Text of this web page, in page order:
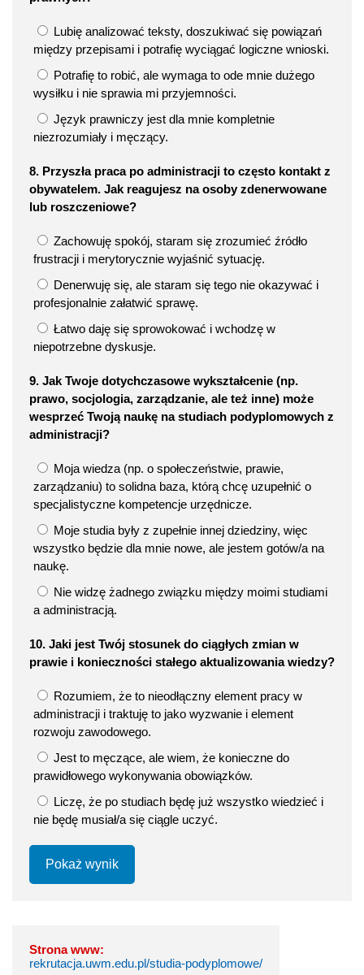
Lubię analizować teksty, doszukiwać się powiązań
między przepisami i potrafię wyciągać logiczne wnioski.
Potrafię to robić, ale wymaga to ode mnie dużego
wysiłku i nie sprawia mi przyjemności.
Język prawniczy jest dla mnie kompletnie
niezrozumiały i męczący.
8. Przyszła praca po administracji to często kontakt z
obywatelem. Jak reagujesz na osoby zdenerwowane
lub roszczeniowe?
Zachowuję spokój, staram się zrozumieć źródło
frustracji i merytorycznie wyjaśnić sytuację.
Denerwuję się, ale staram się tego nie okazywać i
profesjonalnie załatwić sprawę.
Łatwo daję się sprowokować i wchodzę w
niepotrzebne dyskusje.
9. Jak Twoje dotychczasowe wykształcenie (np.
prawo, socjologia, zarządzanie, ale też inne) może
wesprzeć Twoją naukę na studiach podyplomowych z
administracji?
Moja wiedza (np. o społeczeństwie, prawie,
zarządzaniu) to solidna baza, którą chcę uzupełnić o
specjalistyczne kompetencje urzędnicze.
Moje studia były z zupełnie innej dziedziny, więc
wszystko będzie dla mnie nowe, ale jestem gotów/a na
naukę.
Nie widzę żadnego związku między moimi studiami
a administracją.
10. Jaki jest Twój stosunek do ciągłych zmian w
prawie i konieczności stałego aktualizowania wiedzy?
Rozumiem, że to nieodłączny element pracy w
administracji i traktuję to jako wyzwanie i element
rozwoju zawodowego.
Jest to męczące, ale wiem, że konieczne do
prawidłowego wykonywania obowiązków.
Liczę, że po studiach będę już wszystko wiedzieć i
nie będę musiał/a się ciągle uczyć.
Pokaż wynik
Strona www:
rekrutacja.uwm.edu.pl/studia-podyplomowe/